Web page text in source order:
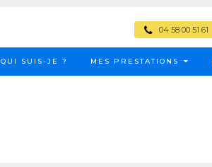
04 58 00 51 61
QUI SUIS-JE ? MES PRESTATIONS